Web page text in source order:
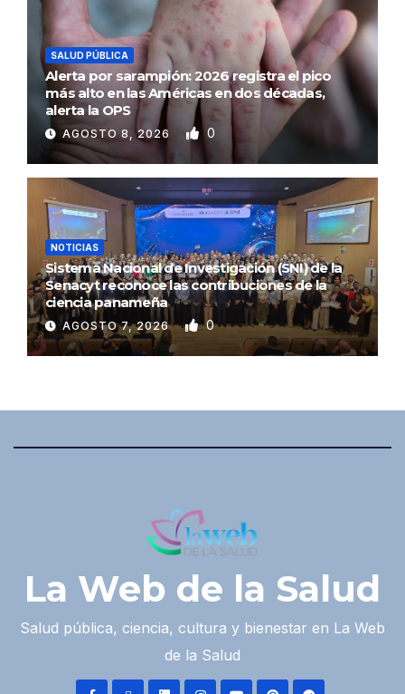
SALUD PÚBLICA
Alerta por sarampión: 2026 registra el pico
más alto en las Américas en dos décadas,
alerta la OPS
AGOSTO 8, 2026 0
NOTICIAS
Sistema Nacional de Investigación (SNI) de la
Senacyt reconoce las contribuciones de la
ciencia panameña
AGOSTO 7, 2026 0
La Web de la Salud
Salud pública, ciencia, cultura y bienestar en La Web
de la Salud